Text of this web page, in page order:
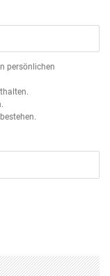
persönlichen